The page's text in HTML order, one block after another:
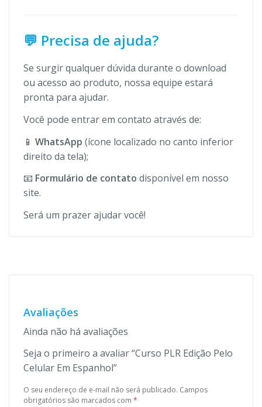
💬 Precisa de ajuda?
Se surgir qualquer dúvida durante o download
ou acesso ao produto, nossa equipe estará
pronta para ajudar.
Você pode entrar em contato através de:
📱 WhatsApp (ícone localizado no canto inferior
direito da tela);
📧 Formulário de contato disponível em nosso
site.
Será um prazer ajudar você!
Avaliações
Ainda não há avaliações
Seja o primeiro a avaliar “Curso PLR Edição Pelo
Celular Em Espanhol”
O seu endereço de e-mail não será publicado. Campos
obrigatórios são marcados com *